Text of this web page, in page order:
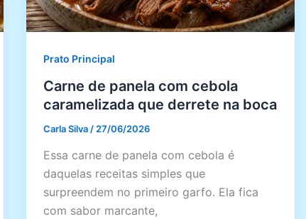
Prato Principal
Carne de panela com cebola
caramelizada que derrete na boca
Carla Silva / 27/06/2026
Essa carne de panela com cebola é
daquelas receitas simples que
surpreendem no primeiro garfo. Ela fica
com sabor marcante,